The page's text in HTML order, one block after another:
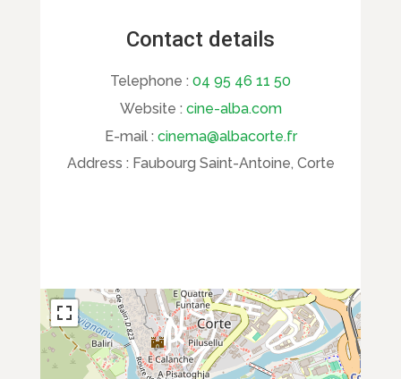
Contact details
Telephone : 04 95 46 11 50
Website : cine-alba.com
E-mail : cinema@albacorte.fr
Address : Faubourg Saint-Antoine, Corte